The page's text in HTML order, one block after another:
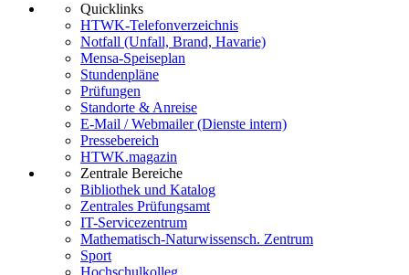
Quicklinks
HTWK-Telefonverzeichnis
Notfall (Unfall, Brand, Havarie)
Mensa-Speiseplan
Stundenpläne
Prüfungen
Standorte & Anreise
E-Mail / Webmailer (Dienste intern)
Pressebereich
HTWK.magazin
Zentrale Bereiche
Bibliothek und Katalog
Zentrales Prüfungsamt
IT-Servicezentrum
Mathematisch-Naturwissensch. Zentrum
Sport